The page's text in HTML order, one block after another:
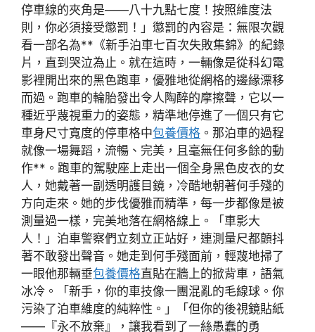
停車線的夾角是——八十九點七度！按照維度法
則，你必須接受懲罰！」懲罰的內容是：無限次觀
看一部名為**《新手泊車七百次失敗集錦》的紀錄
片，直到哭泣為止。就在這時，一輛像是從科幻電
影裡開出來的黑色跑車，優雅地從網格的邊緣漂移
而過。跑車的輪胎發出令人陶醉的摩擦聲，它以一
種近乎蔑視重力的姿態，精準地停進了一個只有它
車身尺寸寬度的停車格中包養價格 。那泊車的過程
就像一場舞蹈，流暢、完美，且毫無任何多餘的動
作**。跑車的駕駛座上走出一個全身黑色皮衣的女
人，她戴著一副透明護目鏡，冷酷地朝著何手殘的
方向走來。她的步伐優雅而精準，每一步都像是被
測量過一樣，完美地落在網格線上。「車影大
人！」泊車警察們立刻立正站好，連測量尺都顫抖
著不敢發出聲音。她走到何手殘面前，輕蔑地掃了
一眼他那輛垂包養價格直貼在牆上的掀背車，語氣
冰冷。「新手，你的車技像一團混亂的毛線球。你
污染了泊車維度的純粹性。」「但你的後視鏡貼紙
——『永不放棄』，讓我看到了一絲愚蠢的勇